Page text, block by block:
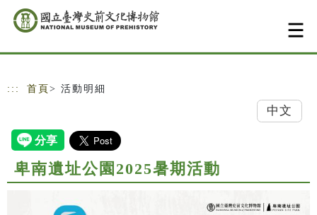
跳到主要內容
網站導覽
::: 首頁 > 活動明細
中文
卑南遺址公園2025暑期活動